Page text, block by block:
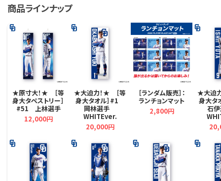
商品ラインナップ
★原寸大！★ ［等
身大タペストリー］
#51 上林選手
12,000円
★大迫力！★ ［等
身大タオル］#1
岡林選手
WHITEver.
20,000円
［ランダム販売］：
ランチョンマット
2,800円
★大迫
身大
石